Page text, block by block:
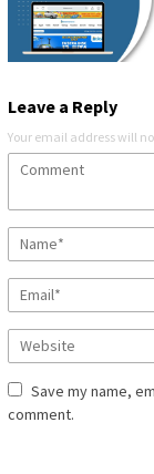
Leave a Reply
Your email address will
Save my name,
comment.